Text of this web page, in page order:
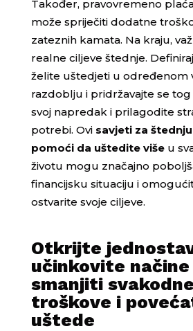
Također, pravovremeno
može spriječiti dodatne
zateznih kamata. Na kraju,
realne ciljeve štednje.
želite uštedjeti u određenom
razdoblju i pridržavajte se tog
svoj napredak i prilagodite
potrebi. Ovi savjeti za
pomoći da uštedite višeu
životu mogu značajno
financijsku situaciju i
ostvarite svoje ciljeve.
Otkrijte
učinkovite
smanjiti
troškove i
uštede